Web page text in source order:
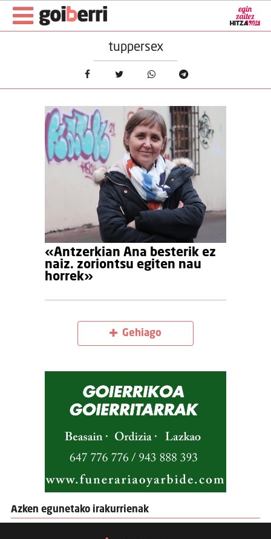
tuppersex
«Antzerkian Ana besterik ez
naiz. zoriontsu egiten nau
horrek»
Gehiago
Azken egunetako irakurrienak